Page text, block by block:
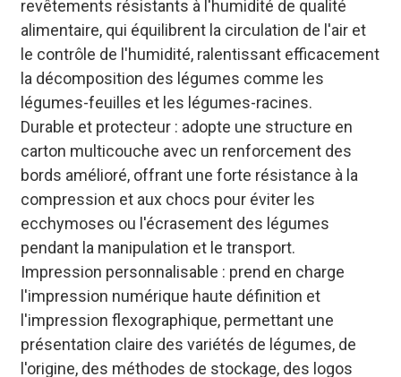
revêtements résistants à l'humidité de qualité
alimentaire, qui équilibrent la circulation de l'air et
le contrôle de l'humidité, ralentissant efficacement
la décomposition des légumes comme les
légumes-feuilles et les légumes-racines.
Durable et protecteur : adopte une structure en
carton multicouche avec un renforcement des
bords amélioré, offrant une forte résistance à la
compression et aux chocs pour éviter les
ecchymoses ou l'écrasement des légumes
pendant la manipulation et le transport.
Impression personnalisable : prend en charge
l'impression numérique haute définition et
l'impression flexographique, permettant une
présentation claire des variétés de légumes, de
l'origine, des méthodes de stockage, des logos